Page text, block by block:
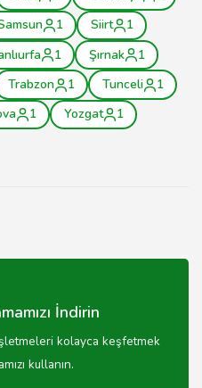
1 Siirt
1
1 Şırnak
1
Trabzon 1 Tunceli
1
1 Yozgat
1
İndirin
kolayca keşfetmek
kullanın.